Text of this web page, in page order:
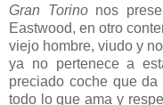
Gran Torinonos
Eastwood, en otro
viejo hombre, viudo y
ya no pertenece a
preciado coche que
todo lo que ama y